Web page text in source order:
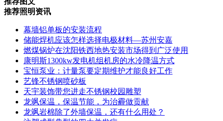
推荐照明资讯
幕墙铝单板的安装流程
储能焊机应该怎样选择电极材料—苏州安嘉
燃煤锅炉在沈阳铁西地热安装市场得到广泛使用
康明斯1300kw发电机组机房的水冷降温方式
宝恒泵业：计量泵要定期维护才能良好工作
艺锋不锈钢喷砂板
天宇装饰带您进走不锈钢校园雕塑
龙飒保温，保温节能，为治霾做贡献
龙飒岩棉除了外墙保温，还有什么用处？